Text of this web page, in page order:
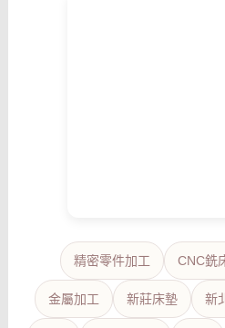
精密零件加工 CNC銑
金屬加工 新莊床墊 新